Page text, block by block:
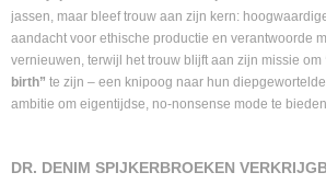
jassen, maar bleef trouw aan zijn kern:
aandacht voor ethische productie en verantwoorde
vernieuwen, terwijl het trouw blijft aan zijn missie om
birth” te zijn – een knipoog naar hun
ambitie om eigentijdse, no-nonsense mode te
DR. DENIM SPIJKERBROEKEN